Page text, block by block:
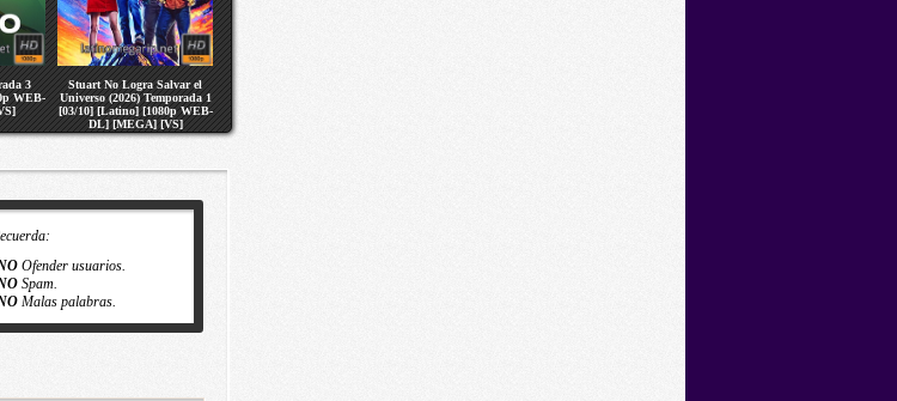
3
WEB-
Stuart No Logra Salvar el
Universo (2026) Temporada 1
[03/10] [Latino] [1080p WEB-
DL] [MEGA] [VS]
Ofender usuarios.
Spam.
Malas palabras.